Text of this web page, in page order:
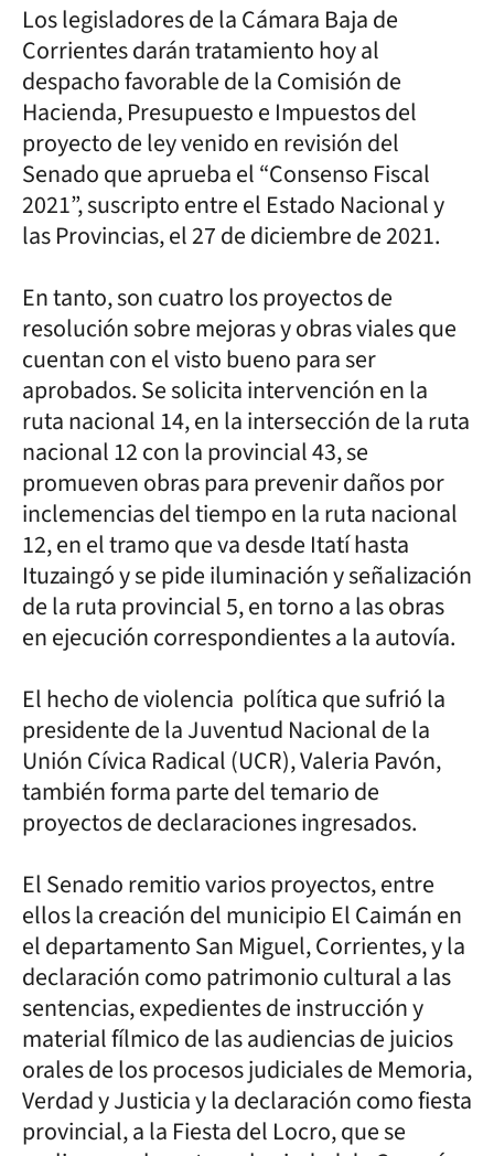
Los legisladores de la Cámara Baja de
Corrientes darán tratamiento hoy al
despacho favorable de la Comisión de
Hacienda, Presupuesto e Impuestos del
proyecto de ley venido en revisión del
Senado que aprueba el “Consenso Fiscal
2021”, suscripto entre el Estado Nacional y
las Provincias, el 27 de diciembre de 2021.
En tanto, son cuatro los proyectos de
resolución sobre mejoras y obras viales que
cuentan con el visto bueno para ser
aprobados. Se solicita intervención en la
ruta nacional 14, en la intersección de la ruta
nacional 12 con la provincial 43, se
promueven obras para prevenir daños por
inclemencias del tiempo en la ruta nacional
12, en el tramo que va desde Itatí hasta
Ituzaingó y se pide iluminación y señalización
de la ruta provincial 5, en torno a las obras
en ejecución correspondientes a la autovía.
El hecho de violencia política que sufrió la
presidente de la Juventud Nacional de la
Unión Cívica Radical (UCR), Valeria Pavón,
también forma parte del temario de
proyectos de declaraciones ingresados.
El Senado remitio varios proyectos, entre
ellos la creación del municipio El Caimán en
el departamento San Miguel, Corrientes, y la
declaración como patrimonio cultural a las
sentencias, expedientes de instrucción y
material fílmico de las audiencias de juicios
orales de los procesos judiciales de Memoria,
Verdad y Justicia y la declaración como fiesta
provincial, a la Fiesta del Locro, que se